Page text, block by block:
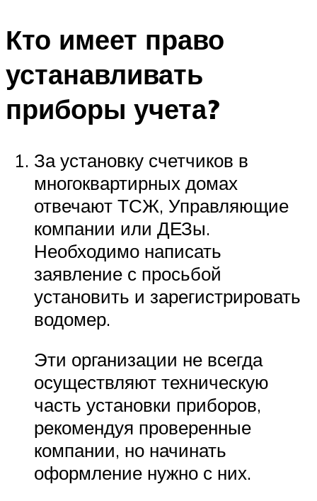
Кто имеет право
устанавливать
приборы учета?
За установку счетчиков в
многоквартирных домах
отвечают ТСЖ, Управляющие
компании или ДЕЗы.
Необходимо написать
заявление с просьбой
установить и зарегистрировать
водомер.
Эти организации не всегда
осуществляют техническую
часть установки приборов,
рекомендуя проверенные
компании, но начинать
оформление нужно с них.